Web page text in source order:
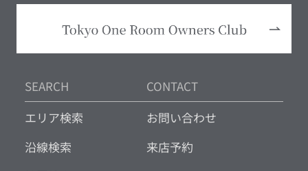
SEARCH
エリア検索
沿線検索
CONTACT
お問い合わせ
来店予約